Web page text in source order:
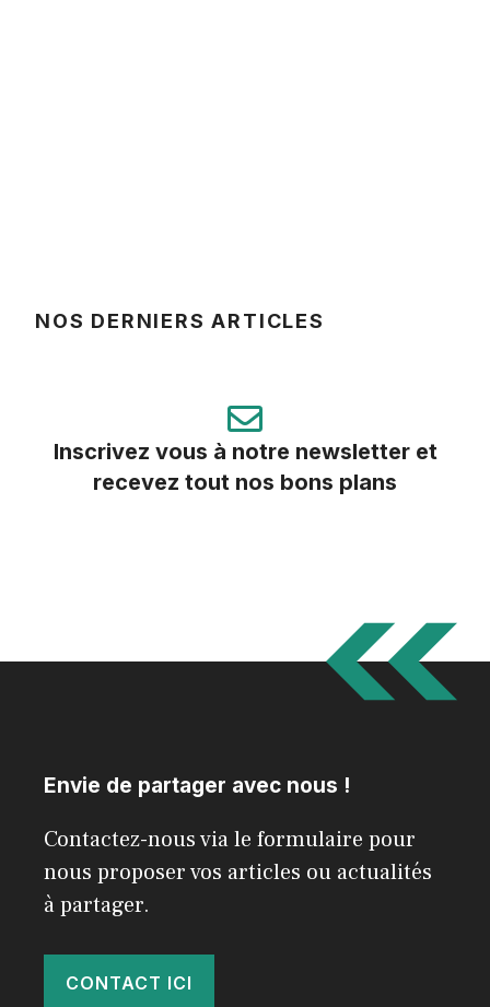
NOS DERNIERS ARTICLES
Inscrivez vous à notre newsletter et
recevez tout nos bons plans
Envie de partager avec nous !
Contactez-nous via le formulaire pour
nous proposer vos articles ou actualités
à partager.
CONTACT ICI